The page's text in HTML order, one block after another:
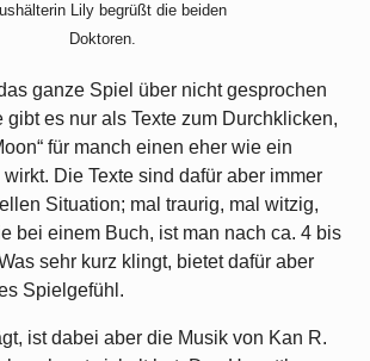
Lily begrüßt die beiden
Doktoren.
ganze Spiel über nicht gesprochen
es nur als Texte zum Durchklicken,
für manch einen eher wie ein
Die Texte sind dafür aber immer
Situation; mal traurig, mal witzig,
bei einem Buch, ist man nach ca. 4 bis
sehr kurz klingt, bietet dafür aber
Spielgefühl.
ist dabei aber die Musik von Kan R.